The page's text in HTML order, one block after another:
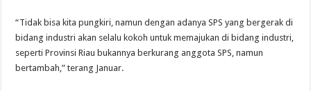
“Tidak bisa kita pungkiri, namun dengan adanya SPS yang bergerak di
bidang industri akan selalu kokoh untuk memajukan di bidang industri,
seperti Provinsi Riau bukannya berkurang anggota SPS, namun
bertambah,” terang Januar.